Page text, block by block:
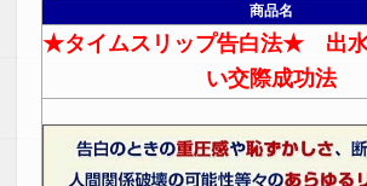
商品名
★タイムスリップ告白法★ 出水
い交際成功法